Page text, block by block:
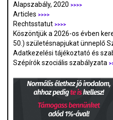
Alapszabály, 2020 >>>>
Articles >>>>
Rechtsstatut >>>>
Köszöntjük a 2026-os évben
50.) születésnapjukat ünneplő
Adatkezelési tájékoztató és
Szépírók szociális szabályzata